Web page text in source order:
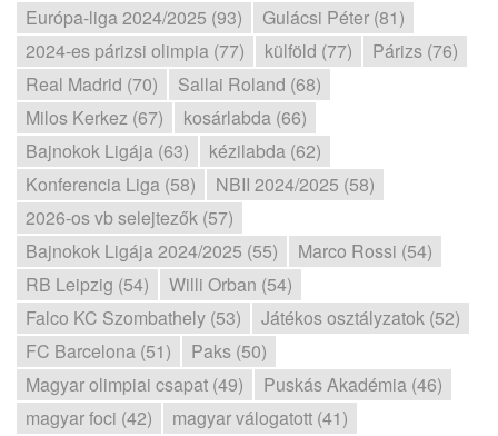
Európa-liga 2024/2025 (93)
Gulácsi Péter (81)
2024-es párizsi olimpia (77)
külföld (77)
Párizs (76)
Real Madrid (70)
Sallai Roland (68)
Milos Kerkez (67)
kosárlabda (66)
Bajnokok Ligája (63)
kézilabda (62)
Konferencia Liga (58)
NBII 2024/2025 (58)
2026-os vb selejtezők (57)
Bajnokok Ligája 2024/2025 (55)
Marco Rossi (54)
RB Leipzig (54)
Willi Orban (54)
Falco KC Szombathely (53)
Játékos osztályzatok (52)
FC Barcelona (51)
Paks (50)
Magyar olimpiai csapat (49)
Puskás Akadémia (46)
magyar foci (42)
magyar válogatott (41)